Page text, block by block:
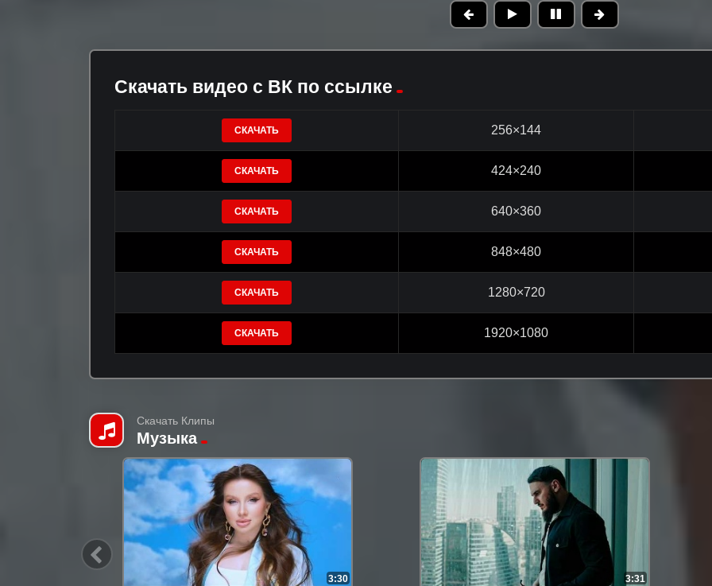
Скачать видео с ВК по ссылке
СКАЧАТЬ 256×144
СКАЧАТЬ 424×240
СКАЧАТЬ 640×360
СКАЧАТЬ 848×480
СКАЧАТЬ 1280×720
СКАЧАТЬ 1920×1080
Скачать Клипы
Музыка
3:30 3:31